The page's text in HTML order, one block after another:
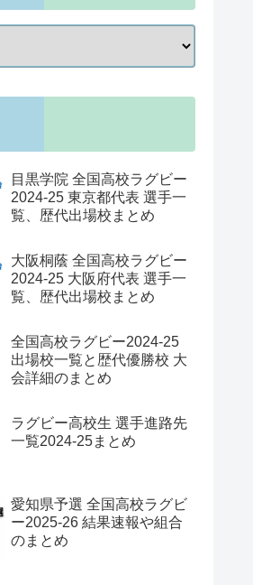
目黒学院 全国高校ラグビー
2024-25 東京都代表 選手一
覧、歴代出場校まとめ
大阪桐蔭 全国高校ラグビー
2024-25 大阪府代表 選手一
覧、歴代出場校まとめ
全国高校ラグビー2024-25
出場校一覧と歴代優勝校 大
会詳細のまとめ
ラグビー高校生 選手進路先
一覧2024-25まとめ
愛知県予選 全国高校ラグビ
ー2025-26 結果速報や組合
のまとめ